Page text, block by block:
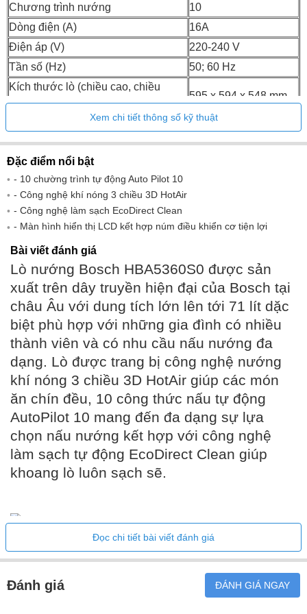
Chương trình nướng
10
Dòng điện (A)
16A
Điện áp (V)
220-240 V
Tần số (Hz)
50; 60 Hz
Kích thước lò (chiều cao, chiều
rộng, chiều sâu)
595 x 594 x 548 mm
Kích thước lắp đặt
585-595 x 560-568 x
550 mm
Công suất
Xem chi tiết thông số kỹ thuật
Đặc điểm nổi bật
- 10 chường trình tự động Auto Pilot 10
- Công nghệ khí nóng 3 chiều 3D HotAir
- Công nghệ làm sạch EcoDirect Clean
- Màn hình hiển thị LCD kết hợp núm điều khiển cơ tiện lợi
Bài viết đánh giá
Lò nướng Bosch HBA5360S0 được sản
xuất trên dây truyền hiện đại của Bosch tại
châu Âu với dung tích lớn lên tới 71 lít dặc
biệt phù hợp với những gia đình có nhiều
thành viên và có nhu cầu nấu nướng đa
dạng. Lò được trang bị công nghệ nướng
khí nóng 3 chiều 3D HotAir giúp các món
ăn chín đều, 10 công thức nấu tự động
AutoPilot 10 mang đến đa dạng sự lựa
chọn nấu nướng kết hợp với công nghệ
làm sạch tự động EcoDirect Clean giúp
khoang lò luôn sạch sẽ.
Đặc điểm nổi bật của Lò nướng
Bosch HBA5360S0
Đọc chi tiết bài viết đánh giá
Đánh giá ĐÁNH GIÁ NGAY